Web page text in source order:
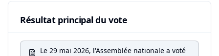
Résultat principal du vote
Le 29 mai 2026, l'Assemblée nationale a voté